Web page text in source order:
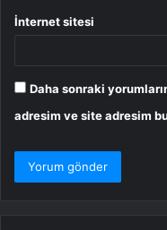
İnternet sitesi
Daha sonraki
adresim ve site adresim